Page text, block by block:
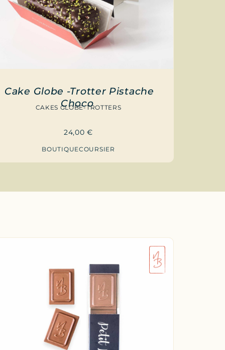
Cake Globe -Trotter Pistache
Choco
CAKES GLOBE-TROTTERS
24,00€
BOUTIQUECOURSIER